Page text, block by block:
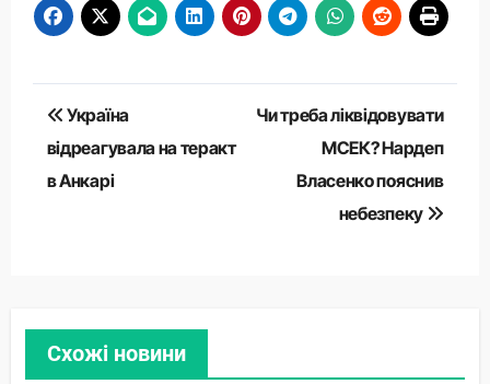
Навігація
записів
Україна
відреагувала на теракт
в Анкарі
Чи треба ліквідовувати
МСЕК? Нардеп
Власенко пояснив
небезпеку
Схожі новини